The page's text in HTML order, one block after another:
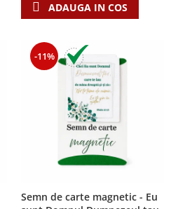
ADAUGA IN COS
-11%
Semn de carte magnetic - Eu